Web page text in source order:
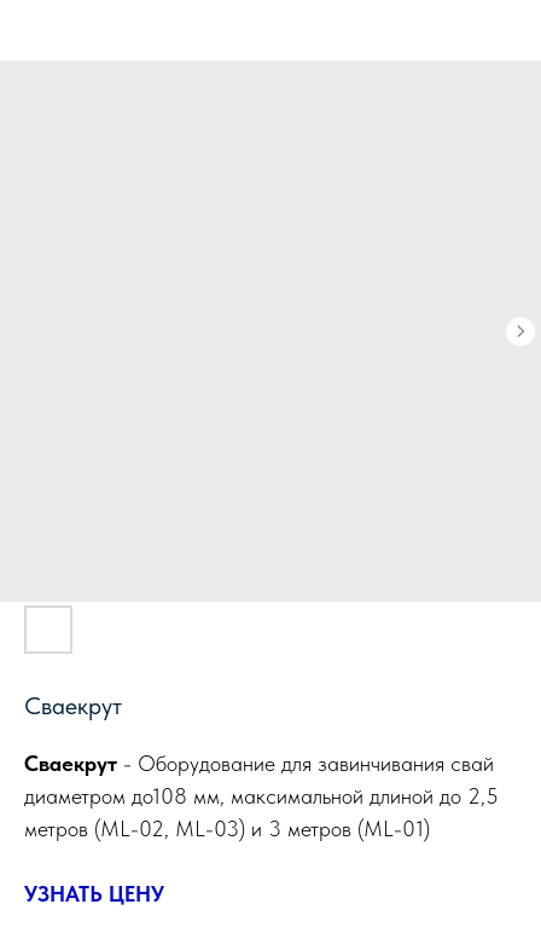
Сваекрут
Сваекрут - Оборудование для завинчивания свай
диаметром до108 мм, максимальной длиной до 2,5
метров (ML-02, ML-03) и 3 метров (ML-01)
УЗНАТЬ ЦЕНУ